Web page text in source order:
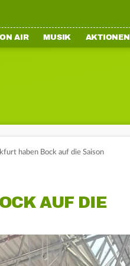
ON AIR MUSIK AKTIONEN
haben Bock auf die Saison
AUF DIE